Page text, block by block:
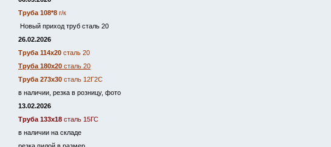
Труба 108*8 г/к
Новый приход труб сталь 20
26.02.2026
Труба 114х20 сталь 20
Труба 180х20 сталь 20
Труба 273х30 сталь 12Г2С
в наличии, резка в розницу, фото
13.02.2026
Труба 133х18 сталь 15ГС
в наличии на складе